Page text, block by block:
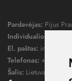
Pardavėjas: Pijus
Individualios veiklos
El. paštas:
Telefonas: +370
Šalis: Lietuva